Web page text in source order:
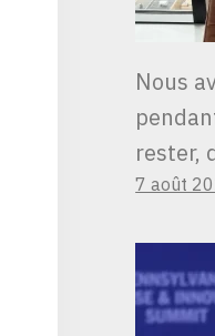
Nous
rester,
7 août